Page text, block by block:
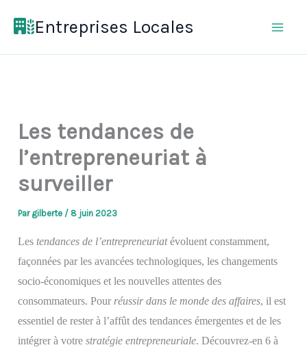
Entreprises Locales
Les tendances de
l’entrepreneuriat à
surveiller
Par gilberte / 8 juin 2023
Lestendances de l’entrepreneuriatévoluent constamment,
façonnées par les avancées technologiques, les changements
socio-économiques et les nouvelles attentes des
consommateurs. Pour réussir dans le monde des affaires, il est
essentiel de rester à l’affût des tendances émergentes et de les
intégrer à votrestratégie entrepreneuriale. Découvrez-en 6 à